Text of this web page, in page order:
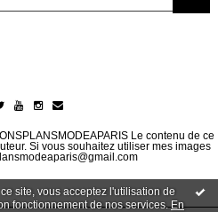
site, vous acceptez l'utilisation de
fonctionnement de nos services.En
Le contenu de ce
Si vous souhaitez utiliser mes images